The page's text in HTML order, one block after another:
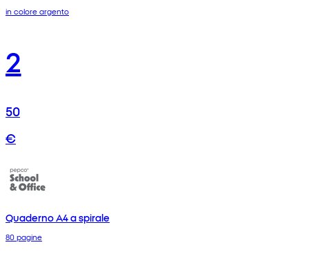
in colore argento
2
50
€
Quaderno A4 a spirale
80 pagine